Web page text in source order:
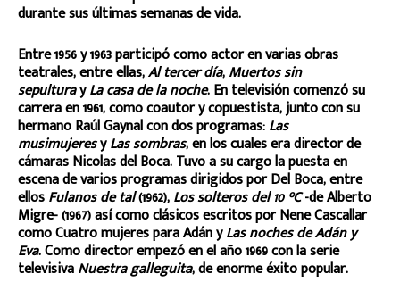
durante sus últimas semanas de vida.
Entre 1956 y 1963 participó como actor en varias obras
teatrales, entre ellas,Al tercer día,Muertos sin
sepulturayLa casa de la noche. En televisión comenzó su
carrera en 1961, como coautor y copuestista, junto con su
hermano Raúl Gaynal con dos programas:Las
musimujeresyLas sombras, en los cuales era director de
cámaras Nicolas del Boca. Tuvo a su cargo la puesta en
escena de varios programas dirigidos por Del Boca, entre
ellosFulanos de tal(1962),Los solteros del 10 °C-de Alberto
Migre- (1967) así como clásicos escritos por Nene Cascallar
como Cuatro mujeres para Adán yLas noches de Adán y
Eva. Como director empezó en el año 1969 con la serie
televisivaNuestra galleguita, de enorme éxito popular.